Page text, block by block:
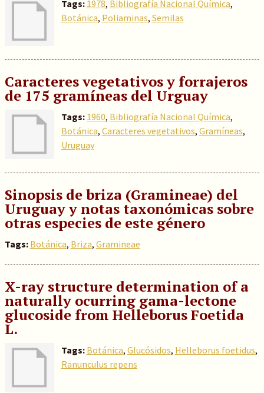
Tags: 1978, Bibliografía Nacional Química,
Botánica, Poliaminas, Semilas
Caracteres vegetativos y forrajeros
de 175 gramíneas del Urguay
Tags: 1960, Bibliografía Nacional Química,
Botánica, Caracteres vegetativos, Gramíneas,
Uruguay
Sinopsis de briza (Gramineae) del
Uruguay y notas taxonómicas sobre
otras especies de este género
Tags: Botánica, Briza, Gramineae
X-ray structure determination of a
naturally ocurring gama-lectone
glucoside from Helleborus Foetida
L.
Tags: Botánica, Glucósidos, Helleborus foetidus,
Ranunculus repens